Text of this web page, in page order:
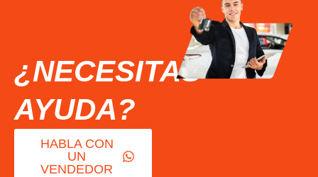
¿NECESITAS
AYUDA?
HABLA CON
UN
VENDEDOR